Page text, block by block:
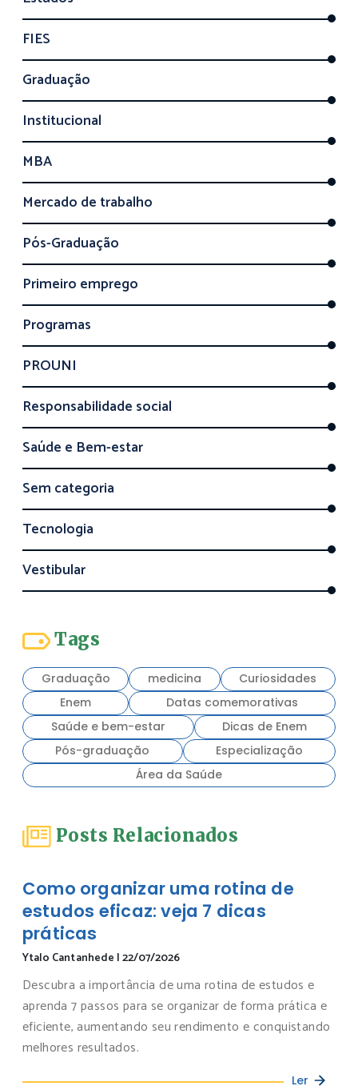
FIES
Graduação
Institucional
MBA
Mercado de trabalho
Pós-Graduação
Primeiro emprego
Programas
PROUNI
Responsabilidade social
Saúde e Bem-estar
Sem categoria
Tecnologia
Vestibular
Tags
Graduação medicina
Curiosidades
Enem
Datas comemorativas
Saúde e bem-estar
Dicas de Enem
Pós-graduação
Especialização
Área da Saúde
Posts Relacionados
Como organizar uma rotina de
estudos eficaz: veja 7 dicas
práticas
Ytalo Cantanhede |22/07/2026
Descubra a importância de uma rotina de estudos e
aprenda 7 passos para se organizar de forma prática e
eficiente, aumentando seu rendimento e conquistando
melhores resultados.
Ler